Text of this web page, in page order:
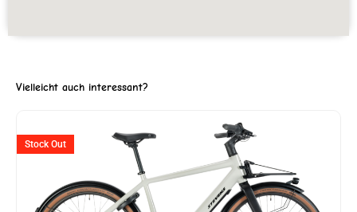
Vielleicht auch interessant?
Stock Out